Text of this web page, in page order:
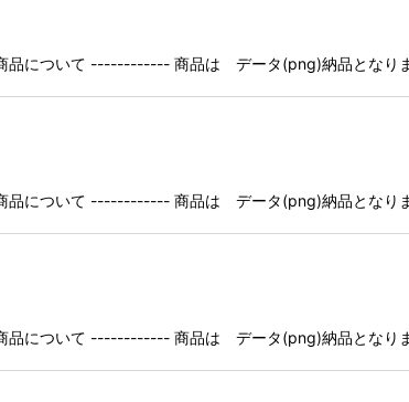
いて ------------ 商品は データ(png)納品となりま
いて ------------ 商品は データ(png)納品となりま
いて ------------ 商品は データ(png)納品となりま